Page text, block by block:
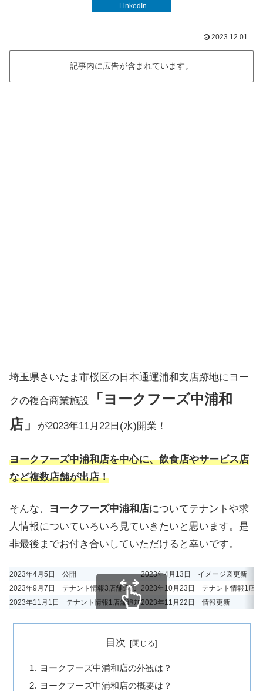
LinkedIn
2023.12.01
記事内に広告が含まれています。
埼玉県さいたま市桜区の日本通運浦和支店跡地にヨー
クの複合商業施設
「ヨークフーズ中浦和
店」
が2023年11月22日(水)開業！
ヨークフーズ中浦和店を中心に、飲食店やサービス店
など複数店舗が出店！
そんな、 ヨークフーズ中浦和店についてテナントや求
人情報についていろいろ見ていきたいと思います。是
非最後までお付き合いしていただけると幸いです。
2023年4月5日 公開
2023年4月13日 イメージ図更新
2023年9月7日 テナント情報3店舗追加 2023年10月23日 テナント情報1店
2023年11月1日 テナント情報1店舗追加2023年11月22日 情報更新
目次
ヨークフーズ中浦和店の外観は？
ヨークフーズ中浦和店の概要は？